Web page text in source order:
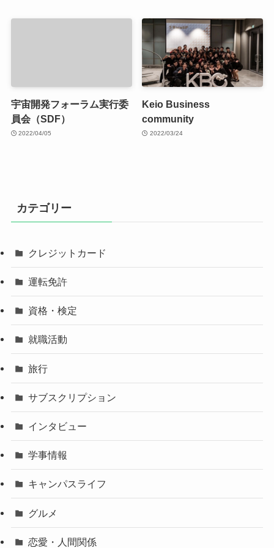
宇宙開発フォーラム実行委
員会（SDF）
2022/04/05
Keio Business
community
2022/03/24
カテゴリー
クレジットカード
運転免許
資格・検定
就職活動
旅行
サブスクリプション
インタビュー
学事情報
キャンパスライフ
グルメ
恋愛・人間関係